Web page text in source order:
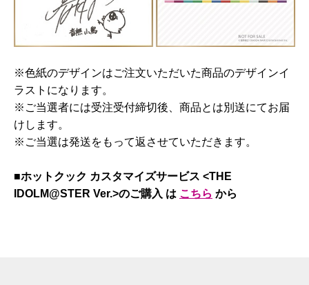
※色紙のデザインはご注文いただいた商品のデザインイ
ラストになります。
※ご当選者には受注受付締切後、商品とは別送にてお届
けします。
※ご当選は発送をもって返させていただきます。
■ホットクック カスタマイズサービス <THE
IDOLM@STER Ver.>のご購入 は こちら から